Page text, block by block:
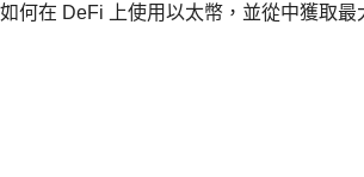
何在 DeFi 上使用以太幣，並從中獲取最